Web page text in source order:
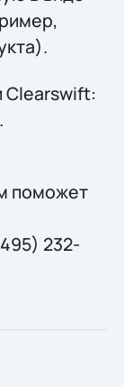
Clearswift:
поможет
232-